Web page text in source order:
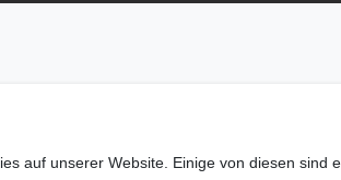
auf unserer Website. Einige von diesen sind